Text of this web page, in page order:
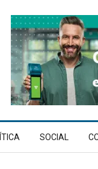
SOCIAL